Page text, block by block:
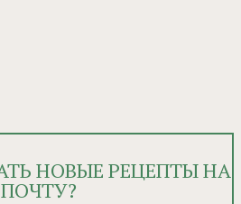
НОВЫЕ РЕЦЕПТЫ НА
ПОЧТУ?